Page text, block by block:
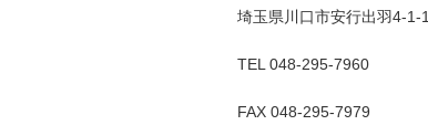
埼玉県川口市安行出羽4-1-1
TEL 048-295-7960
FAX 048-295-7979